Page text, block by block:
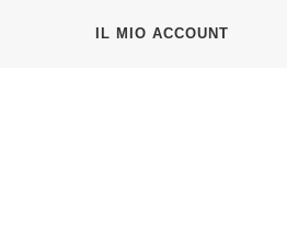
IL MIO ACCOUNT